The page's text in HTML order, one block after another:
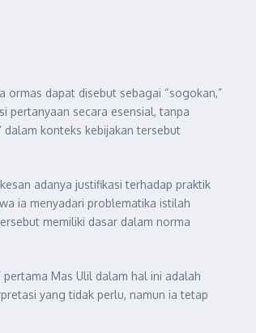
ormas dapat disebut sebagai “sogokan,”
pertanyaan secara esensial, tanpa
dalam konteks kebijakan tersebut
adanya justifikasi terhadap praktik
ia menyadari problematika istilah
memiliki dasar dalam norma
Mas Ulil dalam hal ini adalah
yang tidak perlu, namun ia tetap